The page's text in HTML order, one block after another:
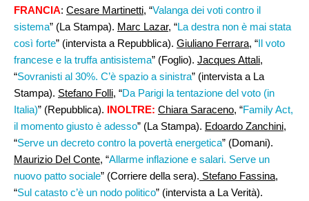
FRANCIA: Cesare Martinetti, “Valanga dei voti contro il
sistema” (La Stampa). Marc Lazar, “La destra non è mai stata
così forte” (intervista a Repubblica). Giuliano Ferrara, “Il voto
francese e la truffa antisistema” (Foglio). Jacques Attali,
“Sovranisti al 30%. C’è spazio a sinistra” (intervista a La
Stampa). Stefano Folli, “Da Parigi la tentazione del voto (in
Italia)” (Repubblica). INOLTRE: Chiara Saraceno, “Family Act,
il momento giusto è adesso” (La Stampa). Edoardo Zanchini,
“Serve un decreto contro la povertà energetica” (Domani).
Maurizio Del Conte, “Allarme inflazione e salari. Serve un
nuovo patto sociale” (Corriere della sera). Stefano Fassina,
“Sul catasto c’è un nodo politico” (intervista a La Verità).